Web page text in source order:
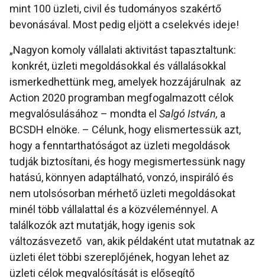
mint 100 üzleti, civil és tudományos szakértő
bevonásával. Most pedig eljött a cselekvés ideje!
„Nagyon komoly vállalati aktivitást tapasztaltunk:
konkrét, üzleti megoldásokkal és vállalásokkal
ismerkedhettünk meg, amelyek hozzájárulnak az
Action 2020 programban megfogalmazott célok
megvalósulásához – mondta el Salgó István, a
BCSDH elnöke. – Célunk, hogy elismertessük azt,
hogy a fenntarthatóságot az üzleti megoldások
tudják biztosítani, és hogy megismertessünk nagy
hatású, könnyen adaptálható, vonzó, inspiráló és
nem utolsósorban mérhető üzleti megoldásokat
minél több vállalattal és a közvéleménnyel. A
találkozók azt mutatják, hogy igenis sok
változásvezető van, akik példaként utat mutatnak az
üzleti élet többi szereplőjének, hogyan lehet az
üzleti célok megvalósítását is elősegítő